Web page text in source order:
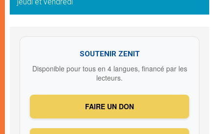
SOUTENIR ZENIT
Disponible pour tous en 4 langues, financé par les
lecteurs.
FAIRE UN DON